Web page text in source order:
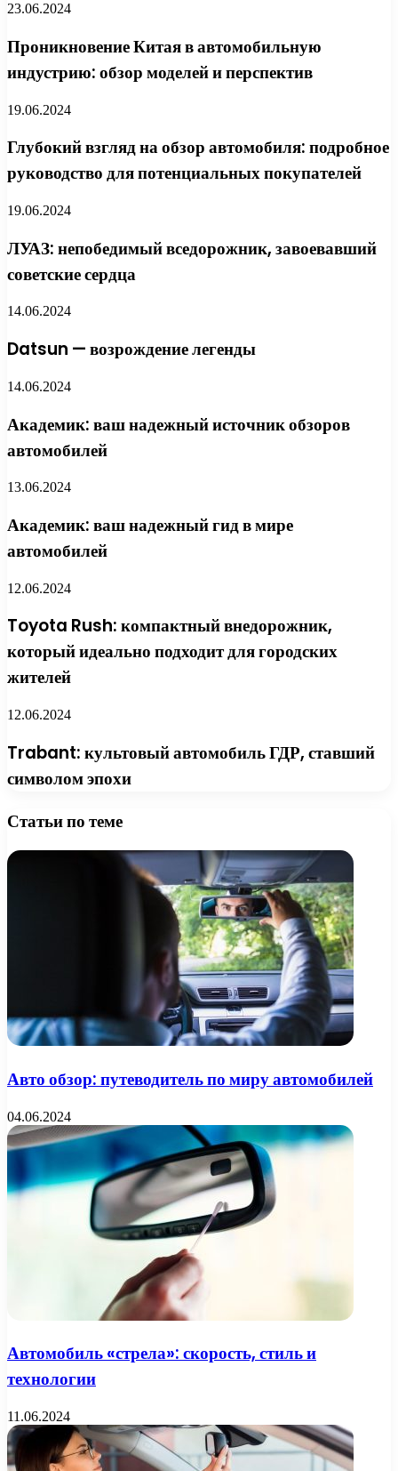
23.06.2024
Проникновение Китая в автомобильную
индустрию: обзор моделей и перспектив
19.06.2024
Глубокий взгляд на обзор автомобиля: подробное
руководство для потенциальных покупателей
19.06.2024
ЛУАЗ: непобедимый вседорожник, завоевавший
советские сердца
14.06.2024
Datsun — возрождение легенды
14.06.2024
Академик: ваш надежный источник обзоров
автомобилей
13.06.2024
Академик: ваш надежный гид в мире
автомобилей
12.06.2024
Toyota Rush: компактный внедорожник,
который идеально подходит для городских
жителей
12.06.2024
Trabant: культовый автомобиль ГДР, ставший
символом эпохи
Статьи по теме
Авто обзор: путеводитель по миру автомобилей
04.06.2024
Автомобиль «стрела»: скорость, стиль и
технологии
11.06.2024